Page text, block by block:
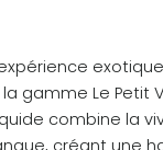
gamme Le Petit
combine la
créant une